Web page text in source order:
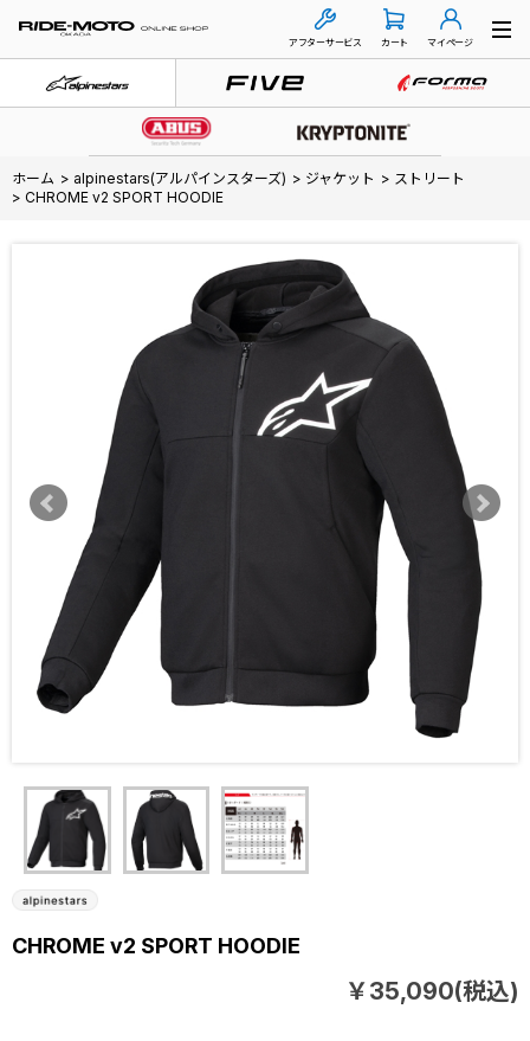
アフターサービス カート マイページ
ホーム > alpinestars(アルパインスターズ) > ジャケット > ストリート
> CHROME v2 SPORT HOODIE
CHROME v2 SPORT HOODIE
￥35,090(税込)